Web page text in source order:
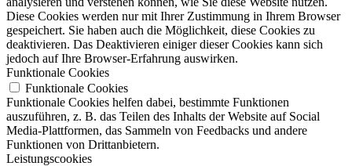
Diese Cookies werden nur mit Ihrer Zustimmung in Ihrem Browser
gespeichert. Sie haben auch die Möglichkeit, diese Cookies zu
deaktivieren. Das Deaktivieren einiger dieser Cookies kann sich
jedoch auf Ihre Browser-Erfahrung auswirken.
Funktionale Cookies
Funktionale Cookies
Funktionale Cookies helfen dabei, bestimmte Funktionen
auszuführen, z. B. das Teilen des Inhalts der Website auf Social
Media-Plattformen, das Sammeln von Feedbacks und andere
Funktionen von Drittanbietern.
Leistungscookies